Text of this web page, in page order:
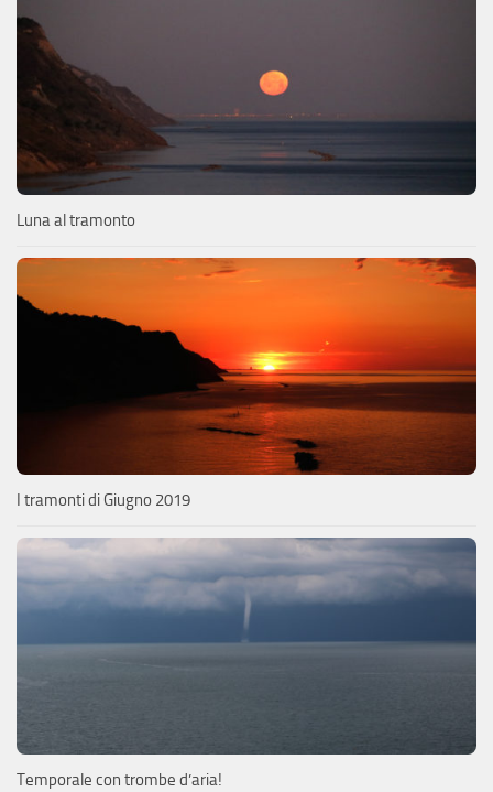
Luna al tramonto
I tramonti di Giugno 2019
Temporale con trombe d’aria!